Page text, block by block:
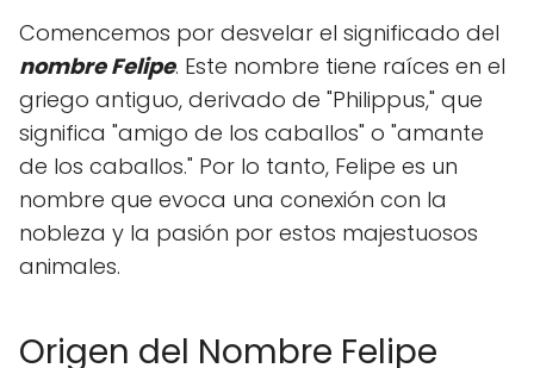
Comencemos por desvelar el significado del
nombre Felipe. Este nombre tiene raíces en el
griego antiguo, derivado de "Philippus," que
significa "amigo de los caballos" o "amante
de los caballos." Por lo tanto, Felipe es un
nombre que evoca una conexión con la
nobleza y la pasión por estos majestuosos
animales.
Origen del Nombre Felipe